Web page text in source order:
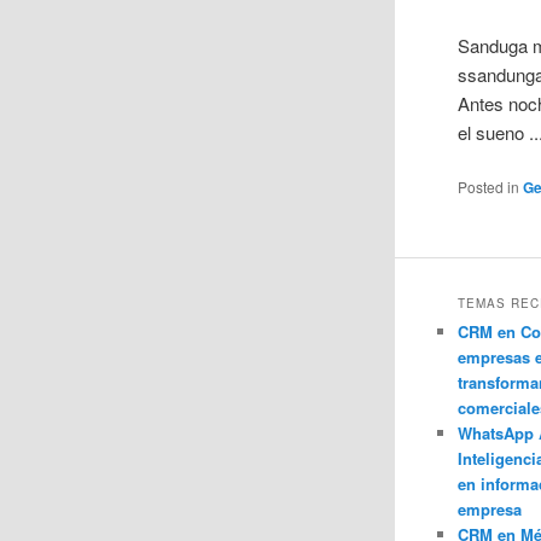
Sanduga
Antes
el sueno ...
Posted in
TEMAS
CRM en
empresas
WhatsApp
en
empresa
CRM en